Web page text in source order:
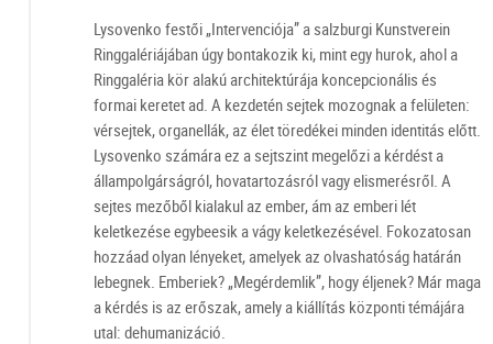
Lysovenko festői „Intervenciója” a salzburgi Kunstverein
Ringgalériájában úgy bontakozik ki, mint egy hurok, ahol a
Ringgaléria kör alakú architektúrája koncepcionális és
formai keretet ad. A kezdetén sejtek mozognak a felületen:
vérsejtek, organellák, az élet töredékei minden identitás előtt.
Lysovenko számára ez a sejtszint megelőzi a kérdést a
állampolgárságról, hovatartozásról vagy elismerésről. A
sejtes mezőből kialakul az ember, ám az emberi lét
keletkezése egybeesik a vágy keletkezésével. Fokozatosan
hozzáad olyan lényeket, amelyek az olvashatóság határán
lebegnek. Emberiek? „Megérdemlik”, hogy éljenek? Már maga
a kérdés is az erőszak, amely a kiállítás központi témájára
utal: dehumanizáció.